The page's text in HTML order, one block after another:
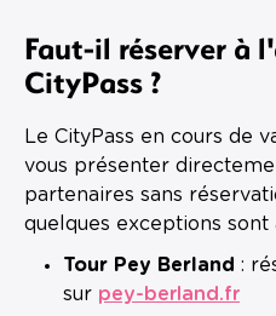
Faut-il réserver à
CityPass ?
Le CityPass en cours de
vous présenter
partenaires sans
quelques exceptions sont
Tour Pey Berland :
sur pey-berland.fr